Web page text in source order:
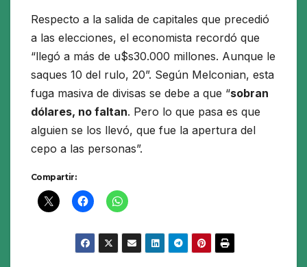
Respecto a la salida de capitales que precedió
a las elecciones, el economista recordó que
“llegó a más de u$s30.000 millones. Aunque le
saques 10 del rulo, 20”. Según Melconian, esta
fuga masiva de divisas se debe a que “sobran
dólares, no faltan. Pero lo que pasa es que
alguien se los llevó, que fue la apertura del
cepo a las personas”.
Compartir: